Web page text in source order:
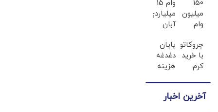
150
میلیون
وام
ضامن
با یک
چک ؛
ساله |
وام 15
میلیاردی
آبان
فوری،
فقط با
احراز
چروکاتو
با خرید
کرم
خاک
پایان
دغدغه
هزینه
پزشکی
آخرین اخبار